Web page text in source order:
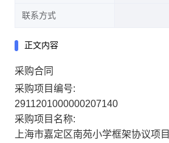
联系方式
正文内容
采购合同
采购项目编号:
2911201000000207140
采购项目名称:
上海市嘉定区南苑小学框架协议项目